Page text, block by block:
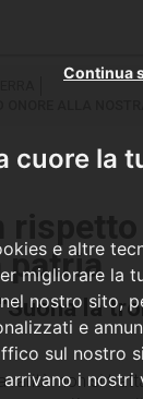
cuore la
e altre
migliorare la
nostro sito,
e
sul nostro
i nostri
Continua
rispetto
patria
la
rarità: non si